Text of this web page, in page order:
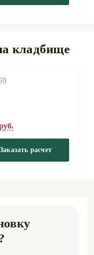
кладбище
Заказать расчет